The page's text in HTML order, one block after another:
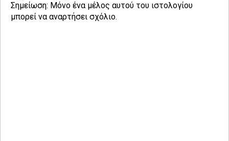
Σημείωση: Μόνο ένα μέλος αυτού του ιστολογίου
μπορεί να αναρτήσει σχόλιο.